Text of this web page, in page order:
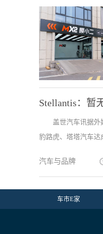
Stellantis：暂
盖世汽车讯据外
豹路虎、塔塔汽车达
汽车与品牌
车市E家